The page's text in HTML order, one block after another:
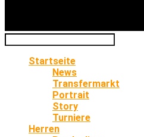
Startseite
News
Transfermarkt
Portrait
Story
Turniere
Herren